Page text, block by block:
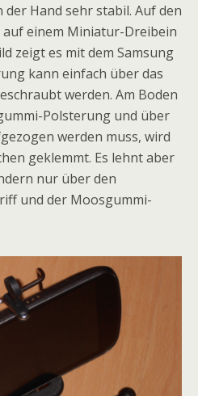
Hand sehr stabil. Auf den
einem Miniatur-Dreibein
zeigt es mit dem Samsung
kann einfach über das
werden. Am Boden
Polsterung und über
werden muss, wird
geklemmt. Es lehnt aber
nur über den
und der Moosgummi-